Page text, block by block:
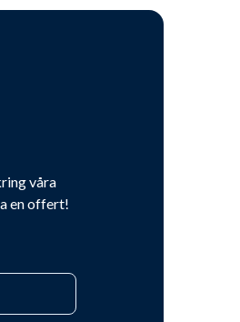
våra
en offert!